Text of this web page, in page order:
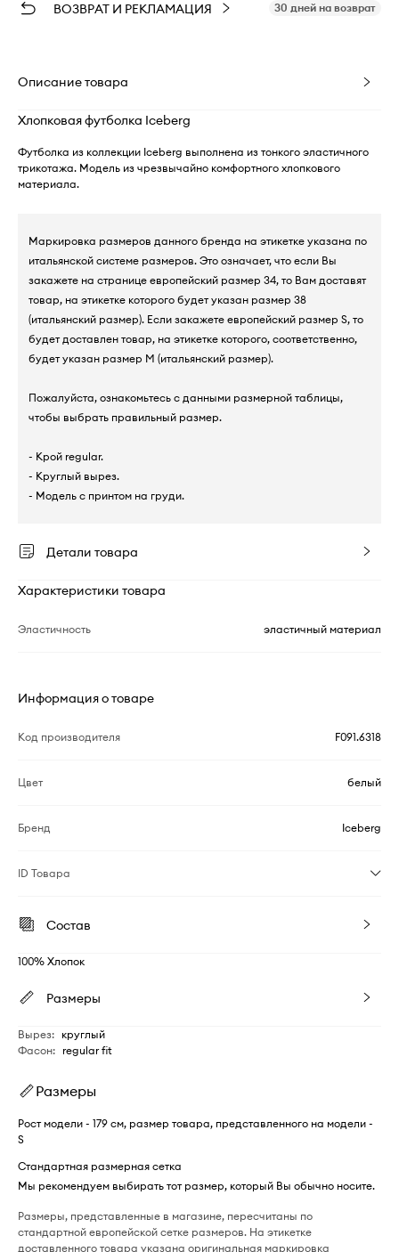
ВОЗВРАТ И РЕКЛАМАЦИЯ 30 дней на возврат
Описание товара
Хлопковая футболка Iceberg
Футболка из коллекции Iceberg выполнена из тонкого эластичного
трикотажа. Модель из чрезвычайно комфортного хлопкового
материала.
Маркировка размеров данного бренда на этикетке указана по
итальянской системе размеров. Это означает, что если Вы
закажете на странице европейский размер 34, то Вам доставят
товар, на этикетке которого будет указан размер 38
(итальянский размер). Если закажете европейский размер S, то
будет доставлен товар, на этикетке которого, соответственно,
будет указан размер M (итальянский размер).
Пожалуйста, ознакомьтесь с данными размерной таблицы,
чтобы выбрать правильный размер.
- Крой regular.
- Круглый вырез.
- Модель с принтом на груди.
Детали товара
Характеристики товара
Эластичность эластичный материал
Информация о товаре
Код производителя F091.6318
Цвет белый
Бренд Iceberg
ID Товара
Состав
100% Хлопок
Размеры
Вырез: круглый
Фасон: regular fit
Размеры
Рост модели - 179 см, размер товара, представленного на модели -
S
Стандартная размерная сетка
Мы рекомендуем выбирать тот размер, который Вы обычно носите.
Размеры, представленные в магазине, пересчитаны по
стандартной европейской сетке размеров. На этикетке
доставленного товара указана оригинальная маркировка